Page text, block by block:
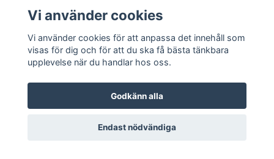
AC KOMPRESSOR MB E-KLASS 06-12
2,090.00 SEK
Vi använder cookies
Vi använder cookies för att anpassa det innehåll som
visas för dig och för att du ska få bästa tänkbara
upplevelse när du handlar hos oss.
Godkänn alla
Endast nödvändiga